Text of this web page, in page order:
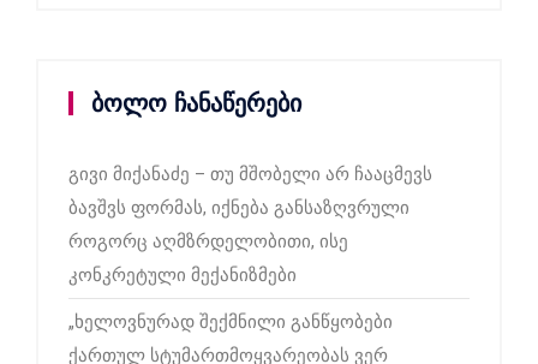
ბოლო ჩანაწერები
გივი მიქანაძე – თუ მშობელი არ ჩააცმევს
ბავშვს ფორმას, იქნება განსაზღვრული
როგორც აღმზრდელობითი, ისე
კონკრეტული მექანიზმები
„ხელოვნურად შექმნილი განწყობები
ქართულ სტუმართმოყვარეობას ვერ